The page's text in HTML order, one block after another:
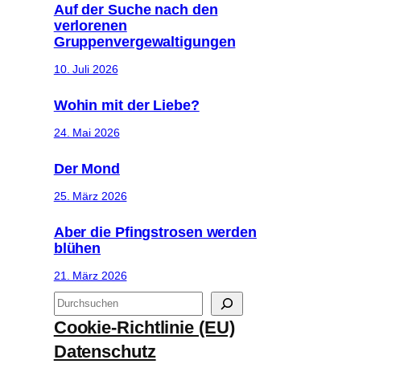
Auf der Suche nach den
verlorenen
Gruppenvergewaltigungen
10. Juli 2026
Wohin mit der Liebe?
24. Mai 2026
Der Mond
25. März 2026
Aber die Pfingstrosen werden
blühen
21. März 2026
S
u
c
Cookie-Richtlinie (EU)
Datenschutz